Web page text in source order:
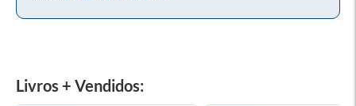
Livros + Vendidos: